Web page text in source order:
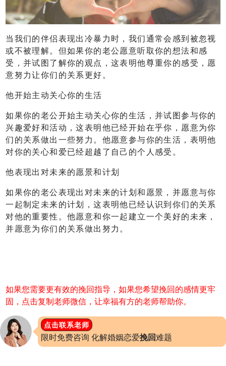
当我们的伴侣表现出冷暴力时，我们通常会感到被忽视
或不被理解。但如果你的老公愿意听取你的想法和感
受，并试图了解你的观点，这表明他尊重你的感受，愿
意努力让你们的关系更好。
他开始主动关心你的生活
如果你的老公开始主动关心你的生活，并试图参与你的
兴趣爱好和活动，这表明他已经开始在乎你，愿意为你
们的关系做出一些努力。他愿意参与你的生活，表明他
对你的关心和爱已经超越了自己的个人感受。
他表现出对未来的愿景和计划
如果你的老公表现出对未来的计划和愿景，并愿意与你
一起制定未来的计划，这表明他已经认识到你们的关系
对他的重要性。他愿意和你一起建立一个美好的未来，
并愿意为你们的关系做出努力。
如果您需要更有效的挽回指导，如果您希望挽回的感情更牢
固，点击复制老师微信，让幸福有方的老师帮助你。
点击联系老师
限时免费咨询 化解婚姻恋爱挽回难题